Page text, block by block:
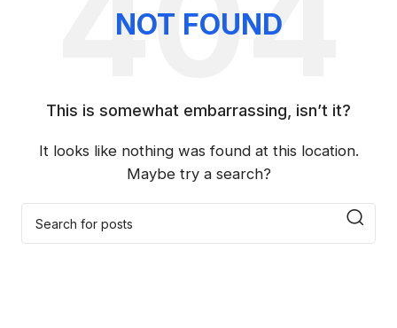
NOT FOUND
This is somewhat embarrassing, isn’t it?
It looks like nothing was found at this location.
Maybe try a search?